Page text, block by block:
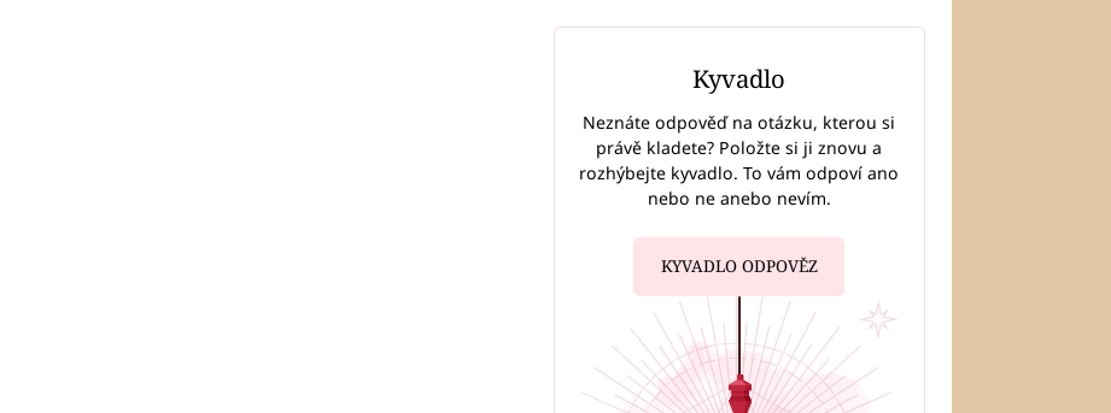
Kyvadlo
Neznáte odpověď na otázku, kterou si
právě kladete? Položte si ji znovu a
rozhýbejte kyvadlo. To vám odpoví ano
nebo ne anebo nevím.
KYVADLO ODPOVĚZ